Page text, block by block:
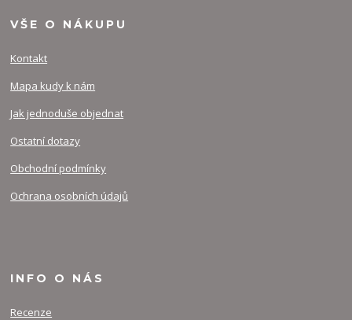
VŠE O NÁKUPU
Kontakt
Mapa kudy k nám
Jak jednoduše objednat
Ostatní dotazy
Obchodní podmínky
Ochrana osobních údajů
INFO O NÁS
Recenze